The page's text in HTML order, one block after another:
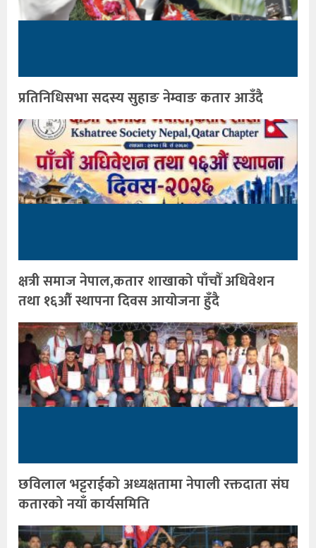
प्रतिनिधिसभा सदस्य सुहाङ नेम्वाङ कतार आउँदै
क्षत्री समाज नेपाल,कतार शाखाको पाँचौँ अधिवेशन
तथा १६औँ स्थापना दिवस आयोजना हुँदै
छविलाल भट्टराईको अध्यक्षतामा नेपाली रक्तदाता संघ
कतारको नयाँ कार्यसमिति